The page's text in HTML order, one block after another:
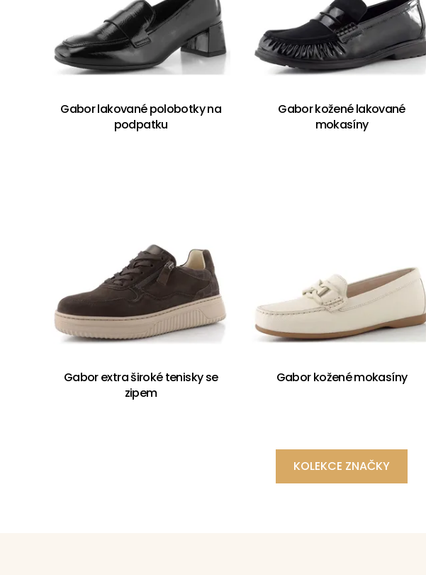
Gabor lakované polobotky na
podpatku
Gabor kožené lakované
mokasíny
Gabor extra široké tenisky se
zipem
Gabor kožené mokasíny
KOLEKCE ZNAČKY